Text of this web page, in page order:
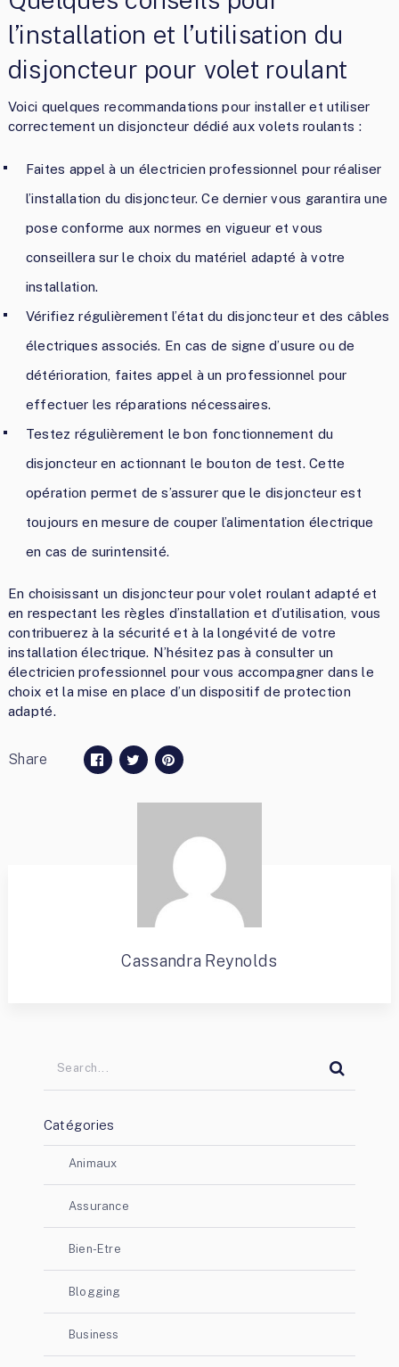
l’installation et l’utilisation du
disjoncteur pour volet roulant
Voici quelques recommandations pour installer et utiliser
correctement un disjoncteur dédié aux volets roulants :
Faites appel à un électricien professionnel pour réaliser
l’installation du disjoncteur. Ce dernier vous garantira une
pose conforme aux normes en vigueur et vous
conseillera sur le choix du matériel adapté à votre
installation.
Vérifiez régulièrement l’état du disjoncteur et des câbles
électriques associés. En cas de signe d’usure ou de
détérioration, faites appel à un professionnel pour
effectuer les réparations nécessaires.
Testez régulièrement le bon fonctionnement du
disjoncteur en actionnant le bouton de test. Cette
opération permet de s’assurer que le disjoncteur est
toujours en mesure de couper l’alimentation électrique
en cas de surintensité.
En choisissant un disjoncteur pour volet roulant adapté et
en respectant les règles d’installation et d’utilisation, vous
contribuerez à la sécurité et à la longévité de votre
installation électrique. N’hésitez pas à consulter un
électricien professionnel pour vous accompagner dans le
choix et la mise en place d’un dispositif de protection
adapté.
Share
Cassandra Reynolds
Catégories
Animaux
Assurance
Bien-Etre
Blogging
Business